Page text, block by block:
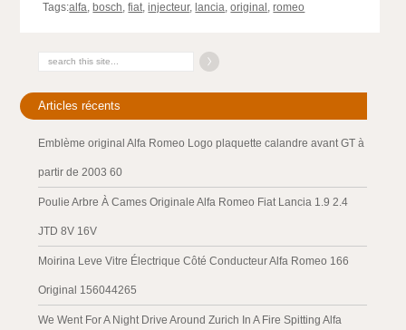
Tags:alfa, bosch,fiat,injecteur, lancia,original ,romeo
Articles récents
Emblème original Alfa Romeo Logo plaquette calandre avant GT à
partir de 2003 60
Poulie Arbre À Cames Originale Alfa Romeo Fiat Lancia 1.9 2.4
JTD 8V 16V
Moirina Leve Vitre Électrique Côté Conducteur Alfa Romeo 166
Original 156044265
We Went For A Night Drive Around Zurich In A Fire Spitting Alfa